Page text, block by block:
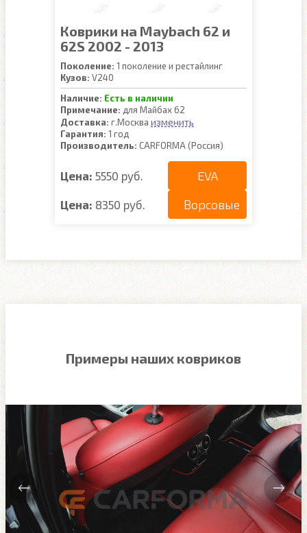
Коврики на Maybach 62 и
62S 2002 - 2013
Поколение: 1 поколение и рестайлинг
Кузов: V240
Наличие: Есть в наличии
Примечание: для Майбах 62
Доставка: г.Москва изменить
Гарантия: 1 год
Производитель: CARFORMA (Россия)
Цена: 5550 руб. EVA
Цена: 8350 руб. Ворсовые
Примеры наших ковриков